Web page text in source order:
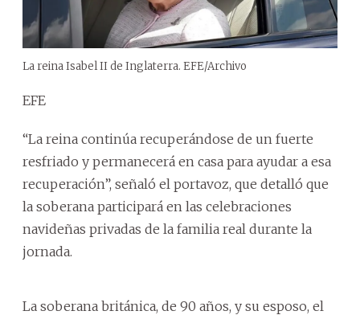
La reina Isabel II de Inglaterra. EFE/Archivo
EFE
“La reina continúa recuperándose de un fuerte
resfriado y permanecerá en casa para ayudar a esa
recuperación”, señaló el portavoz, que detalló que
la soberana participará en las celebraciones
navideñas privadas de la familia real durante la
jornada.
La soberana británica, de 90 años, y su esposo, el